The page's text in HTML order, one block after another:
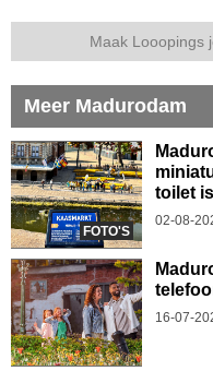
Maak Looopings
Meer Madurodam
FOTO'S
toilet is
02-08-
16-07-